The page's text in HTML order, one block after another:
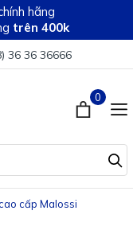
hãng
trên 400k
36 36 36666
0
cấp Malossi